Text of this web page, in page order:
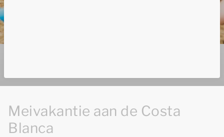
Meivakantie aan de Costa
Blanca